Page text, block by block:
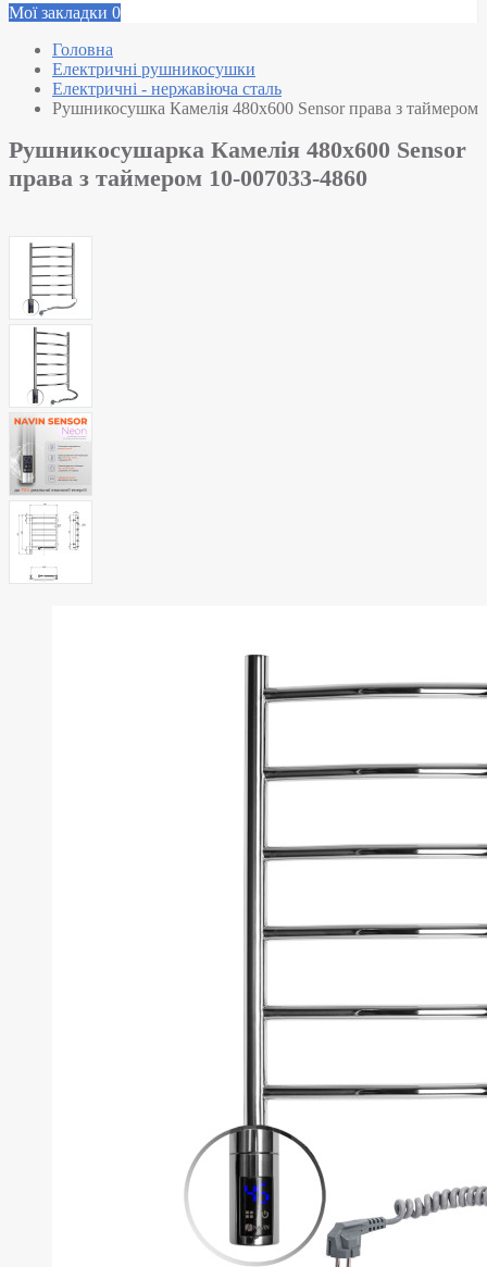
Мої закладки 0
Головна
Електричні рушникосушки
Електричні - нержавіюча сталь
Рушникосушка Камелія 480х600 Sensor права з таймером
Рушникосушарка Камелія 480х600 Sensor
права з таймером 10-007033-4860